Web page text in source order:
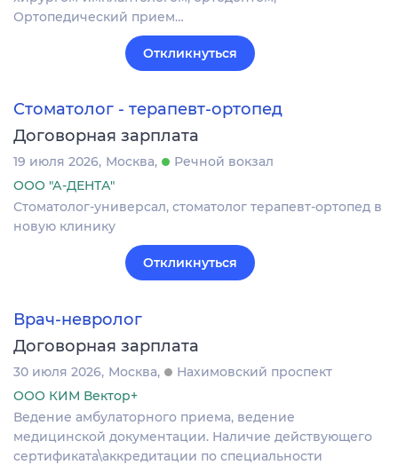
Ортопедический прием…
Откликнуться
Стоматолог - терапевт-ортопед
Договорная зарплата
19 июля 2026 Москва
Речной вокзал
ООО "А-ДЕНТА"
Стоматолог-универсал, стоматолог терапевт-ортопед в
новую клинику
Откликнуться
Врач-невролог
Договорная зарплата
30 июля 2026 Москва
Нахимовский проспект
ООО КИМ Вектор+
Ведение амбулаторного приема, ведение
медицинской документации. Наличие действующего
сертификата\аккредитации по специальности